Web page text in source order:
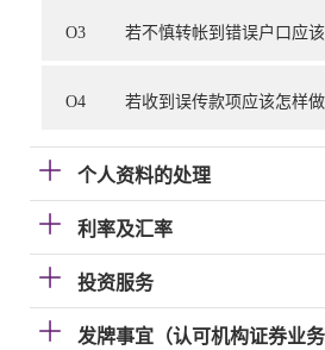
O3 若不慎转帐到错误户口应该
O4 若收到误传款项应该怎样做
个人资料的处理
利率及汇率
投资服务
发牌事宜（认可机构证券业务